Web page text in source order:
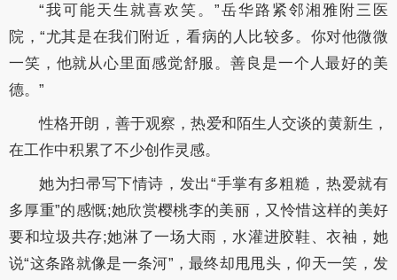
“我可能天生就喜欢笑。”岳华路紧邻湘雅附三医
院，“尤其是在我们附近，看病的人比较多。你对他微微
一笑，他就从心里面感觉舒服。善良是一个人最好的美
德。”
性格开朗，善于观察，热爱和陌生人交谈的黄新生，
在工作中积累了不少创作灵感。
她为扫帚写下情诗，发出“手掌有多粗糙，热爱就有
多厚重”的感慨;她欣赏樱桃李的美丽，又怜惜这样的美好
要和垃圾共存;她淋了一场大雨，水灌进胶鞋、衣袖，她
说“这条路就像是一条河”，最终却甩甩头，仰天一笑，发